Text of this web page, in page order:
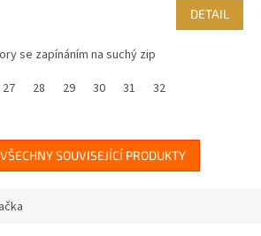
DETAIL
se zapínáním na suchý zip
27 28 29 30 31 32
SOUVISEJÍCÍ PRODUKTY